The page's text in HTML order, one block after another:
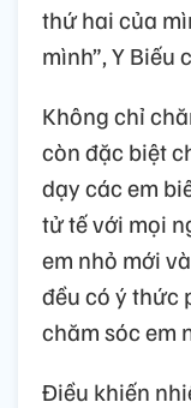
thứ hai của
mình”, Y Biếu
Không chỉ
còn đặc biệt
dạy các em
tử tế với mọi
em nhỏ mới
đều có ý thức
chăm sóc em
Điều khiến